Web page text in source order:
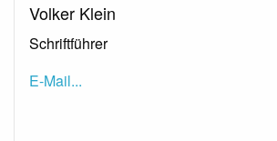
Volker Klein
Schriftführer
E-Mail...